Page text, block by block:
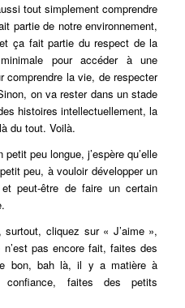
tout simplement comprendre
partie de notre environnement,
ça fait partie du respect de la
pour accéder à une
comprendre la vie, de respecter
on va rester dans un stade
histoires intellectuellement, la
du tout. Voilà.
peu longue, j’espère qu’elle
peu, à vouloir développer un
peut-être de faire un certain
cliquez sur « J’aime »,
pas encore fait, faites des
bon, bah là, il y a matière à
faites des petits